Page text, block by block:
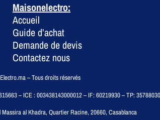
Maisonelectro:
Accueil
Guide d’achat
Demande de devis
Contactez nous
– Tous droits réservés
– ICE : 003438143000012 – IF: 60219930 – TP:
al Khadra, Quartier Racine, 20660, Casablanca